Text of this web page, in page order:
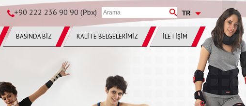
+90 222 236 90 90 (Pbx)
BASINDA BİZ KALİTE BELGELERİMİZ İLETİŞİM